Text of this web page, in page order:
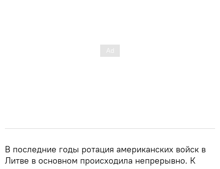
В последние годы ротация американских войск в
Литве в основном происходила непрерывно. К